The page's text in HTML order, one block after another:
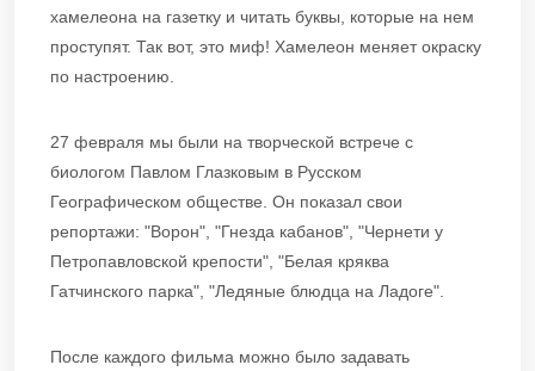
хамелеона на газетку и читать буквы, которые на нем
проступят. Так вот, это миф! Хамелеон меняет окраску
по настроению.
27 февраля мы были на творческой встрече с
биологом Павлом Глазковым в Русском
Географическом обществе. Он показал свои
репортажи: "Ворон", "Гнезда кабанов", "Чернети у
Петропавловской крепости", "Белая кряква
Гатчинского парка", "Ледяные блюдца на Ладоге".
После каждого фильма можно было задавать